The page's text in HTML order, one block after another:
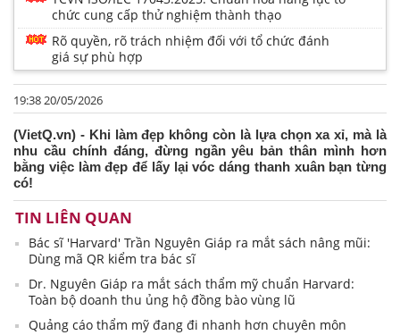
chức cung cấp thử nghiệm thành thạo
Rõ quyền, rõ trách nhiệm đối với tổ chức đánh
giá sự phù hợp
19:38 20/05/2026
(VietQ.vn) - Khi làm đẹp không còn là lựa chọn xa xỉ, mà là
nhu cầu chính đáng, đừng ngần yêu bản thân mình hơn
bằng việc làm đẹp để lấy lại vóc dáng thanh xuân bạn từng
có!
TIN LIÊN QUAN
Bác sĩ 'Harvard' Trần Nguyên Giáp ra mắt sách nâng mũi:
Dùng mã QR kiểm tra bác sĩ
Dr. Nguyên Giáp ra mắt sách thẩm mỹ chuẩn Harvard:
Toàn bộ doanh thu ủng hộ đồng bào vùng lũ
Quảng cáo thẩm mỹ đang đi nhanh hơn chuyên môn